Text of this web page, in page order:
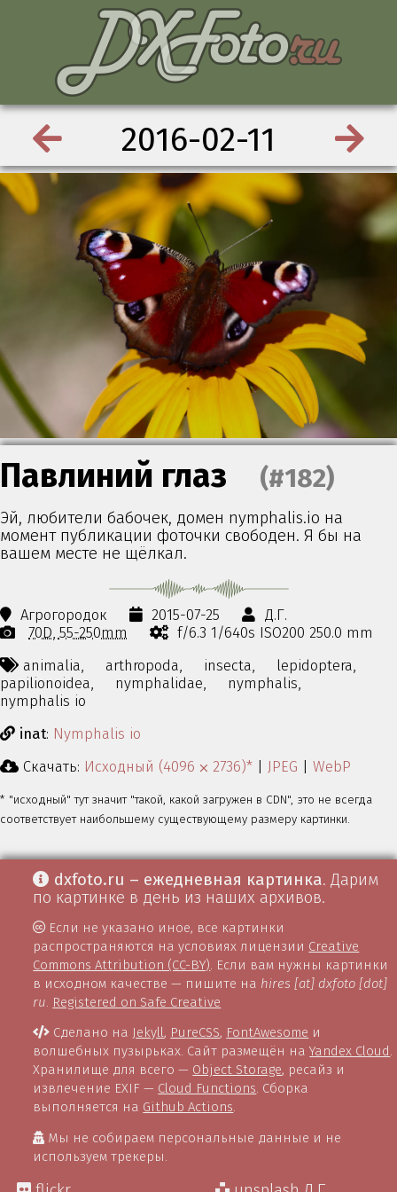
2016-02-11
Павлиний глаз (#182)
Эй, любители бабочек, домен nymphalis.io на
момент публикации фоточки свободен. Я бы на
вашем месте не щёлкал.
Агрогородок 2015-07-25
Д.Г.
70D 55-250mm
f/6.3 1/640s ISO200 250.0 mm
animalia,
arthropoda, insecta,
lepidoptera,
papilionoidea,
nymphalidae,
nymphalis,
nymphalis io
inat: Nymphalis io
Скачать: Исходный (4096 ⨉ 2736)* | JPEG | WebP
* "исходный" тут значит "такой, какой загружен в CDN", это не всегда
соответствует наибольшему существующему размеру картинки.
dxfoto.ru – ежедневная картинка. Дарим
по картинке в день из наших архивов.
Если не указано иное, все картинки
распространяются на условиях лицензии Creative
Commons Attribution (CC-BY). Если вам нужны картинки
в исходном качестве — пишите на hires [at] dxfoto [dot]
ru. Registered on Safe Creative
Сделано на Jekyll, PureCSS, FontAwesome и
волшебных пузырьках. Сайт размещён наYandex Cloud .
Хранилище для всего — Object Storage, ресайз и
извлечение EXIF — Cloud Functions. Сборка
выполняется на Github Actions.
Мы не собираем персональные данные и не
используем трекеры.